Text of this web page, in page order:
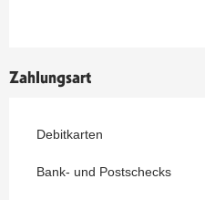
Zahlungsart
Debitkarten
Bank- und Postschecks